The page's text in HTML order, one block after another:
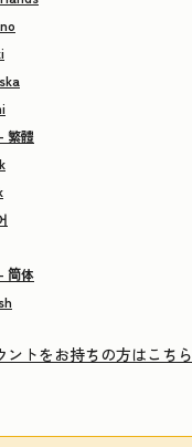
繁體
简体
ントをお持ちの方はこちら